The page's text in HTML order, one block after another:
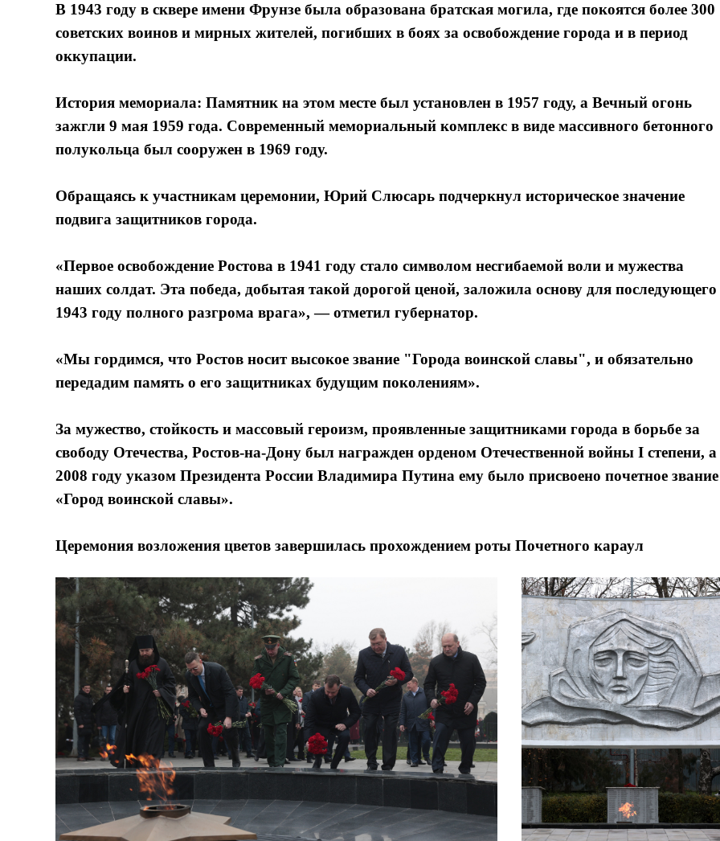
В 1943 году в сквере имени Фрунзе была образована братская могила, где покоятся более 300
советских воинов и мирных жителей, погибших в боях за освобождение города и в период
оккупации.
История мемориала: Памятник на этом месте был установлен в 1957 году, а Вечный огонь
зажгли 9 мая 1959 года. Современный мемориальный комплекс в виде массивного бетонного
полукольца был сооружен в 1969 году.
Обращаясь к участникам церемонии, Юрий Слюсарь подчеркнул историческое значение
подвига защитников города.
«Первое освобождение Ростова в 1941 году стало символом несгибаемой воли и мужества
наших солдат. Эта победа, добытая такой дорогой ценой, заложила основу для последующего
1943 году полного разгрома врага», — отметил губернатор.
«Мы гордимся, что Ростов носит высокое звание "Города воинской славы", и обязательно
передадим память о его защитниках будущим поколениям».
За мужество, стойкость и массовый героизм, проявленные защитниками города в борьбе за
свободу Отечества, Ростов-на-Дону был награжден орденом Отечественной войны I степени, а
2008 году указом Президента России Владимира Путина ему было присвоено почетное звание
«Город воинской славы».
Церемония возложения цветов завершилась прохождением роты Почетного караул